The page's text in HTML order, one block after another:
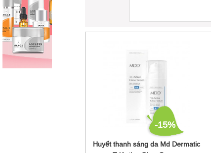
-15%
Huyết thanh sáng da Md Dermatic